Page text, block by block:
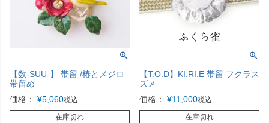
【数-SUU-】 帯留 /椿とメジロ
帯留め
価格：
¥5,060税込
在庫切れ
【T.O.D】KI.RI.E 帯留 フクラス
ズメ
価格：
¥11,000税込
在庫切れ